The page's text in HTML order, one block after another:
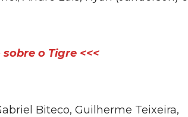
o Tigre <<<
Biteco, Guilherme Teixeira,